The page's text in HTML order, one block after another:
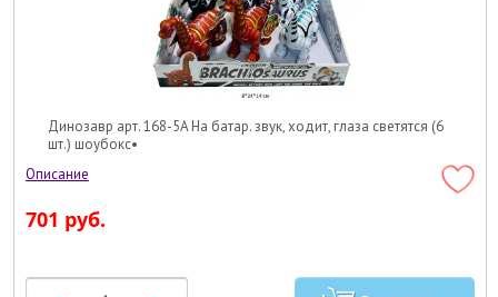
Динозавр арт. 168-5A На батар. звук, ходит, глаза светятся (6
шт.) шоубокс•
701 руб.